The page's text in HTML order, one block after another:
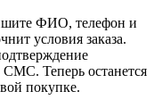
ФИО, телефон и
условия заказа.
СМС. Теперь останется
покупке.